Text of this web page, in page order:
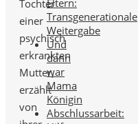
Tochter
einer
psychisch
erkrankten
Mutter,
erzählt
von
Eltern:
Transgenerationale
Weitergabe
Und
dann
war
Mama
Königin
Abschlussarbeit: